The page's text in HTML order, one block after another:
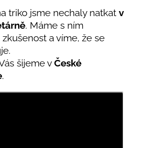
triko jsme nechaly natkat v
. Máme s ním
a víme, že se
šijeme vČeské
.